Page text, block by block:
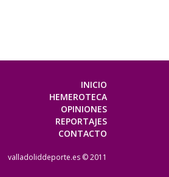
INICIO
HEMEROTECA
OPINIONES
REPORTAJES
CONTACTO
valladoliddeporte.es © 2011